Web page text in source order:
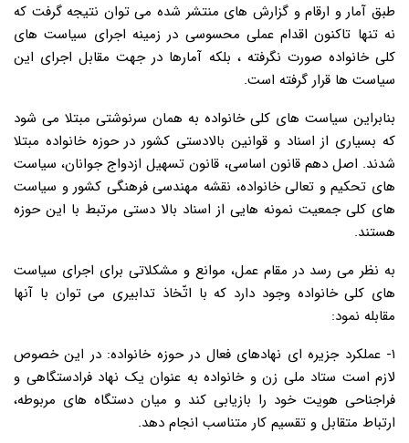
طبق آمار و ارقام و گزارش های منتشر شده می توان نتیجه گرفت که
نه تنها تاکنون اقدام عملی محسوسی در زمینه اجرای سیاست های
کلی خانواده صورت نگرفته ، بلکه آمارها در جهت مقابل اجرای این
سیاست ها قرار گرفته است.
بنابراین سیاست های کلی خانواده به همان سرنوشتی مبتلا می شود
که بسیاری از اسناد و قوانین بالادستی کشور در حوزه خانواده مبتلا
شدند. اصل دهم قانون اساسی، قانون تسهیل ازدواج جوانان، سیاست
های تحکیم و تعالی خانواده، نقشه مهندسی فرهنگی کشور و سیاست
های کلی جمعیت نمونه هایی از اسناد بالا دستی مرتبط با این حوزه
هستند.
به نظر می رسد در مقام عمل، موانع و مشکلاتی برای اجرای سیاست
های کلی خانواده وجود دارد که با اتّخاذ تدابیری می توان با آنها
مقابله نمود:
۱- عملکرد جزیره ای نهادهای فعال در حوزه خانواده: در این خصوص
لازم است ستاد ملی زن و خانواده به عنوان یک نهاد فرادستگاهی و
فراجناحی هویت خود را بازیابی کند و میان دستگاه های مربوطه،
ارتباط متقابل و تقسیم کار متناسب انجام دهد.